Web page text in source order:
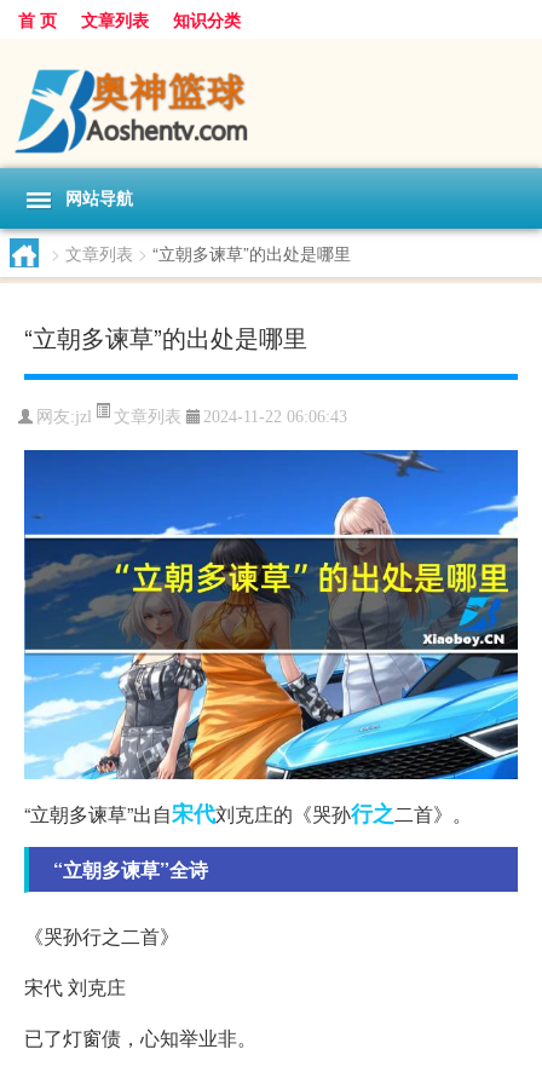
首 页 文章列表 知识分类
网站导航
> 文章列表 > “立朝多谏草”的出处是哪里
“立朝多谏草”的出处是哪里
网友:jzl 文章列表 2024-11-22 06:06:43
“立朝多谏草”出自宋代刘克庄的《哭孙行之二首》。
“立朝多谏草”全诗
《哭孙行之二首》
宋代 刘克庄
已了灯窗债，心知举业非。